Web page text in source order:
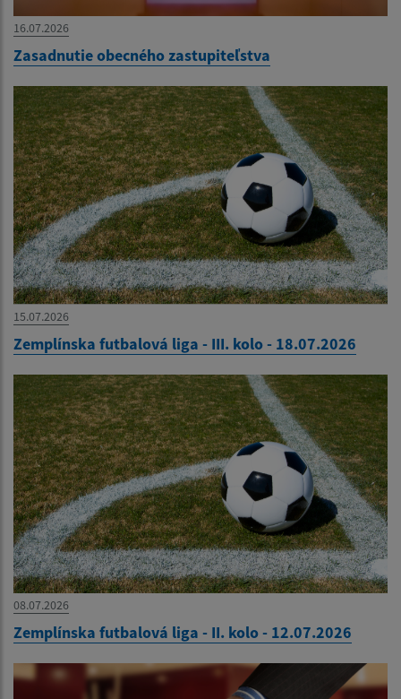
16.07.2026
Zasadnutie obecného zastupiteľstva
15.07.2026
Zemplínska futbalová liga - III. kolo - 18.07.2026
08.07.2026
Zemplínska futbalová liga - II. kolo - 12.07.2026